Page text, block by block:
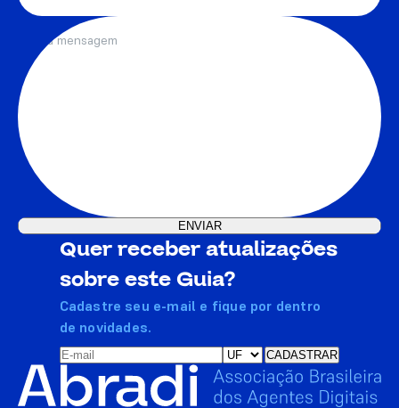
Quer receber atualizações
sobre este Guia?
Cadastre seu e-mail e fique por dentro
de novidades.